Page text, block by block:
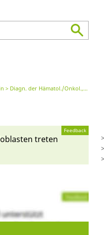
Diagn. der Hämatol./Onkol., Immunhämatol.
Feedback
treten